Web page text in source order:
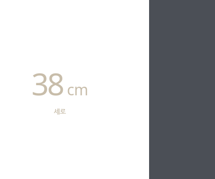
세로
38 cm